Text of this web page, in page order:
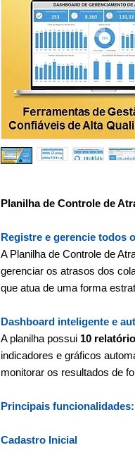
Planilha de Controle de
Registre e gerencie todos
A Planilha de Controle de
gerenciar os atrasos dos
que atua de uma forma
Dashboard inteligente e
A planilha possui 10
indicadores e gráficos
monitorar os resultados de
Principais funcionalidades:
Cadastro Inicial